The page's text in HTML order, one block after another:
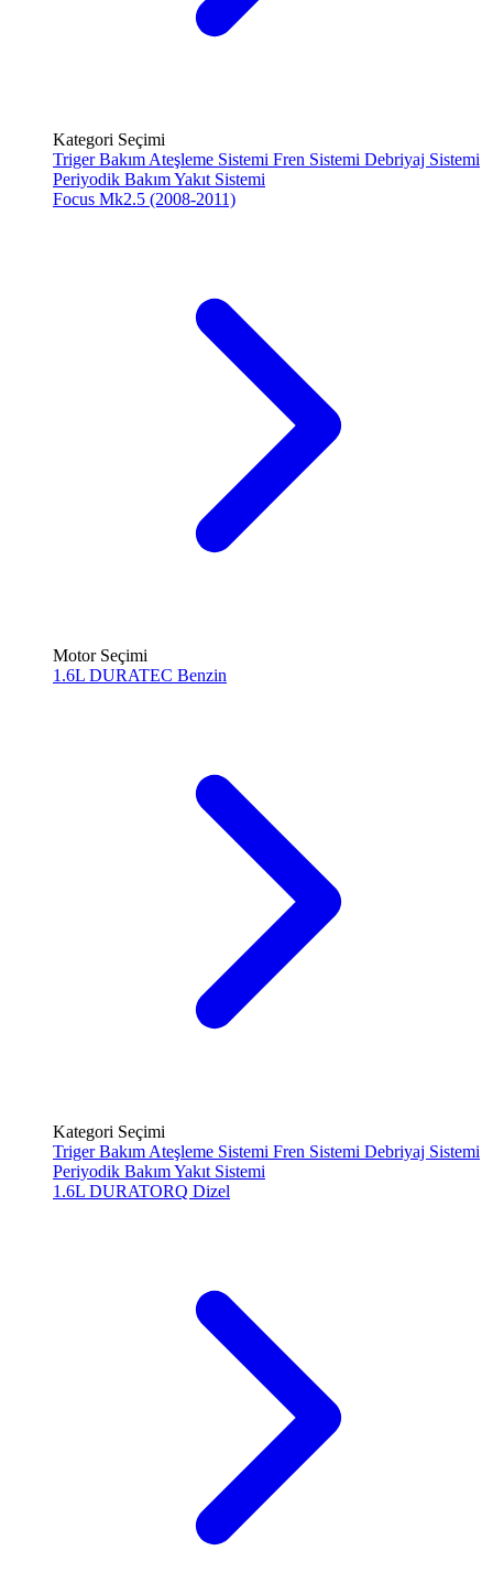
Kategori Seçimi
Triger Bakım Ateşleme Sistemi Fren Sistemi Debriyaj Sistemi
Periyodik BakımYakıt Sistemi
Focus Mk2.5 (2008-2011)
Motor Seçimi
1.6L DURATEC Benzin
Kategori Seçimi
Triger Bakım Ateşleme Sistemi Fren Sistemi Debriyaj Sistemi
Periyodik BakımYakıt Sistemi
1.6L DURATORQ Dizel